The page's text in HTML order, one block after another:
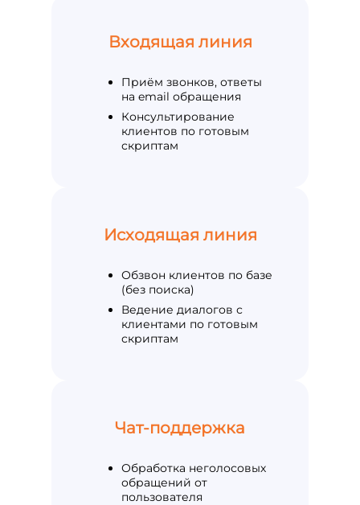
Входящая линия
Приём звонков, ответы
на email обращения
Консультирование
клиентов по готовым
скриптам
Исходящая линия
Обзвон клиентов по базе
(без поиска)
Ведение диалогов с
клиентами по готовым
скриптам
Чат-поддержка
Обработка неголосовых
обращений от
пользователя